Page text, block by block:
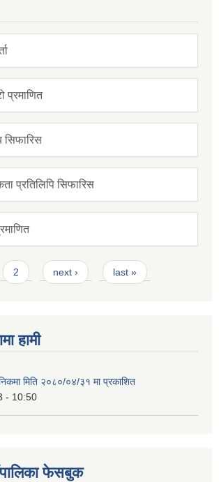
प्रमाणित
सिफारिस
प्रतिलिपि सिफारिस
2 next › last »
हामी
मिति २०८०/०४/३१ मा प्रकाशित
- 10:50
फेसबुक